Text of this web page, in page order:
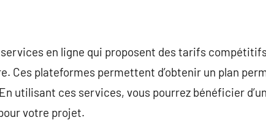
en ligne qui proposent des tarifs
Ces plateformes permettent d’obtenir un plan
utilisant ces services, vous pourrez bénéficier
votre projet.